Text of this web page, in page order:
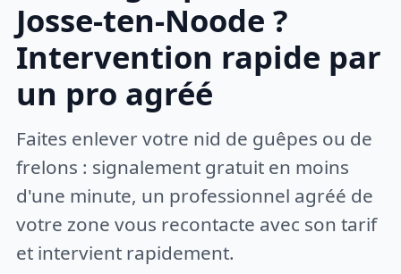
Josse-ten-Noode ?
Intervention rapide par
un pro agréé
Faites enlever votre nid de guêpes ou de
frelons : signalement gratuit en moins
d'une minute, un professionnel agréé de
votre zone vous recontacte avec son tarif
et intervient rapidement.